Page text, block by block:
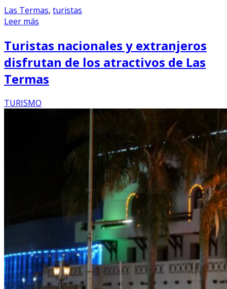
Las Termas, turistas
Leer más
Turistas nacionales y extranjeros
disfrutan de los atractivos de Las
Termas
TURISMO